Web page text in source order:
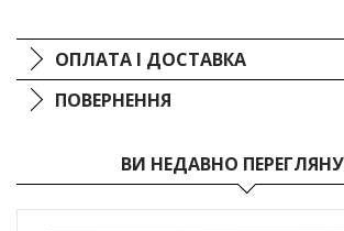
ОПЛАТА І ДОСТАВКА
ПОВЕРНЕННЯ
ВИ НЕДАВНО